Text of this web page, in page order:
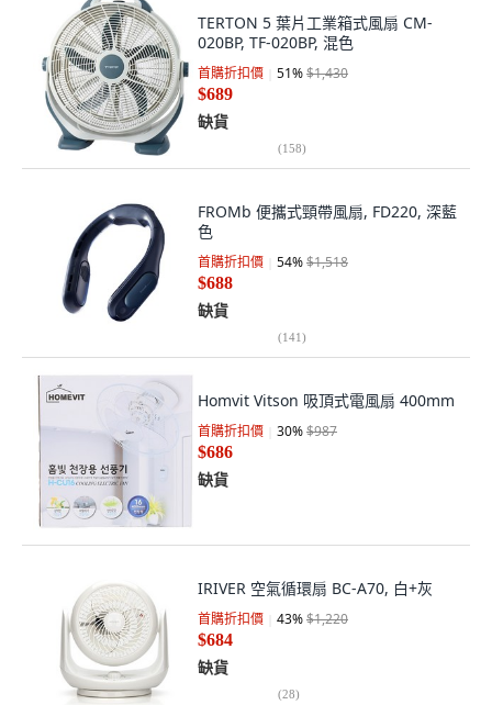
TERTON 5 葉片工業箱式風扇 CM-
020BP, TF-020BP, 混色
首購折扣價 51%$1,430
$689
缺貨
(158)
FROMb 便攜式頸帶風扇, FD220, 深藍
色
首購折扣價 54%$1,518
$688
缺貨
(141)
Homvit Vitson 吸頂式電風扇 400mm
首購折扣價 30%$987
$686
缺貨
IRIVER 空氣循環扇 BC-A70, 白+灰
首購折扣價 43%$1,220
$684
缺貨
(28)